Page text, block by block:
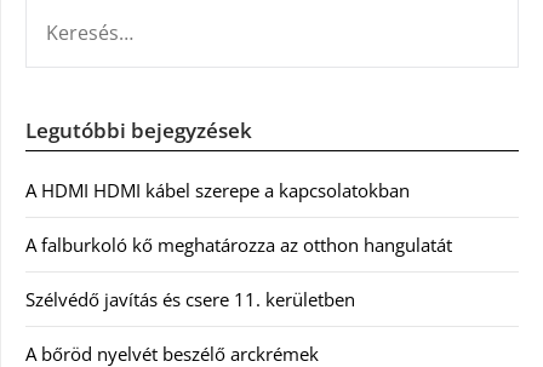
Legutóbbi bejegyzések
A HDMI HDMI kábel szerepe a kapcsolatokban
A falburkoló kő meghatározza az otthon hangulatát
Szélvédő javítás és csere 11. kerületben
A bőröd nyelvét beszélő arckrémek